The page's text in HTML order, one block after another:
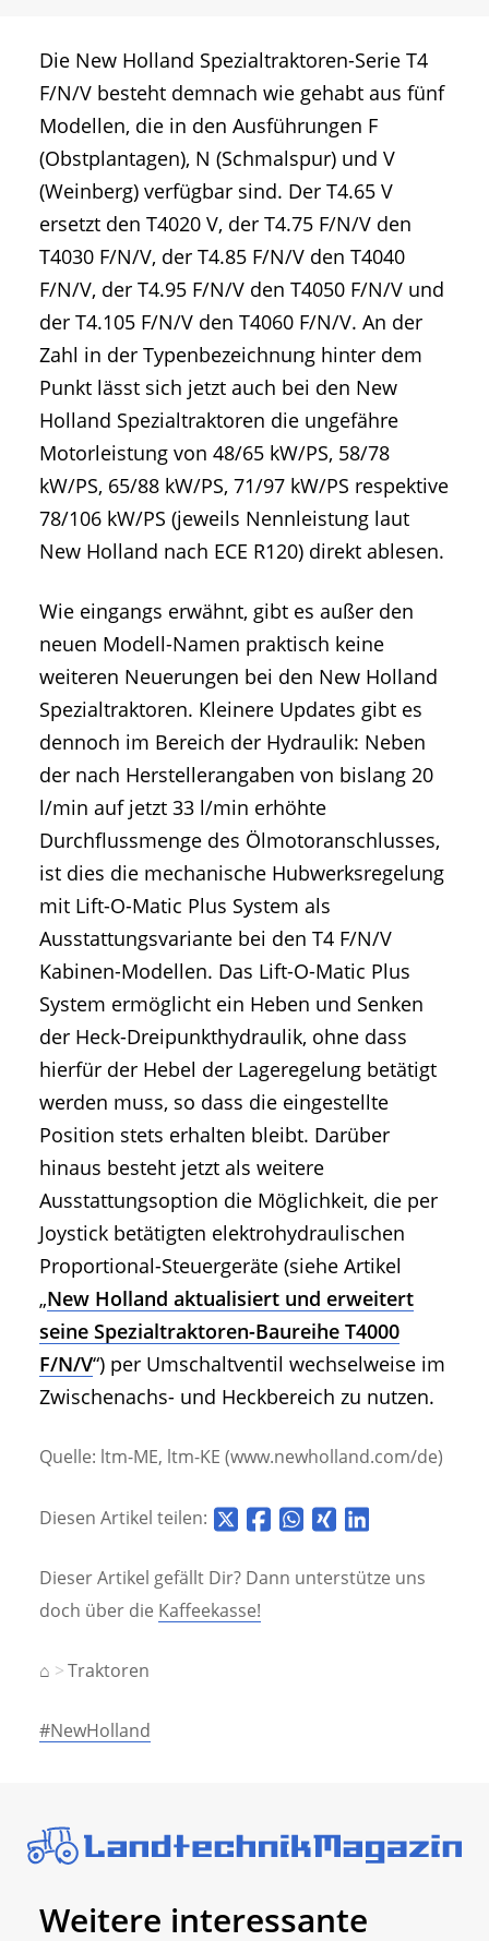
Die New Holland Spezialtraktoren-Serie T4
F/N/V besteht demnach wie gehabt aus fünf
Modellen, die in den Ausführungen F
(Obstplantagen), N (Schmalspur) und V
(Weinberg) verfügbar sind. Der T4.65 V
ersetzt den T4020 V, der T4.75 F/N/V den
T4030 F/N/V, der T4.85 F/N/V den T4040
F/N/V, der T4.95 F/N/V den T4050 F/N/V und
der T4.105 F/N/V den T4060 F/N/V. An der
Zahl in der Typenbezeichnung hinter dem
Punkt lässt sich jetzt auch bei den New
Holland Spezialtraktoren die ungefähre
Motorleistung von 48/65 kW/PS, 58/78
kW/PS, 65/88 kW/PS, 71/97 kW/PS respektive
78/106 kW/PS (jeweils Nennleistung laut
New Holland nach ECE R120) direkt ablesen.
Wie eingangs erwähnt, gibt es außer den
neuen Modell-Namen praktisch keine
weiteren Neuerungen bei den New Holland
Spezialtraktoren. Kleinere Updates gibt es
dennoch im Bereich der Hydraulik: Neben
der nach Herstellerangaben von bislang 20
l/min auf jetzt 33 l/min erhöhte
Durchflussmenge des Ölmotoranschlusses,
ist dies die mechanische Hubwerksregelung
mit Lift-O-Matic Plus System als
Ausstattungsvariante bei den T4 F/N/V
Kabinen-Modellen. Das Lift-O-Matic Plus
System ermöglicht ein Heben und Senken
der Heck-Dreipunkthydraulik, ohne dass
hierfür der Hebel der Lageregelung betätigt
werden muss, so dass die eingestellte
Position stets erhalten bleibt. Darüber
hinaus besteht jetzt als weitere
Ausstattungsoption die Möglichkeit, die per
Joystick betätigten elektrohydraulischen
Proportional-Steuergeräte (siehe Artikel
„New Holland aktualisiert und erweitert
seine Spezialtraktoren-Baureihe T4000
F/N/V“) per Umschaltventil wechselweise im
Zwischenachs- und Heckbereich zu nutzen.
Quelle: ltm-ME, ltm-KE (www.newholland.com/de)
Diesen Artikel teilen:
Dieser Artikel gefällt Dir? Dann unterstütze uns
doch über die Kaffeekasse!
⌂ Traktoren
#NewHolland
Weitere interessante